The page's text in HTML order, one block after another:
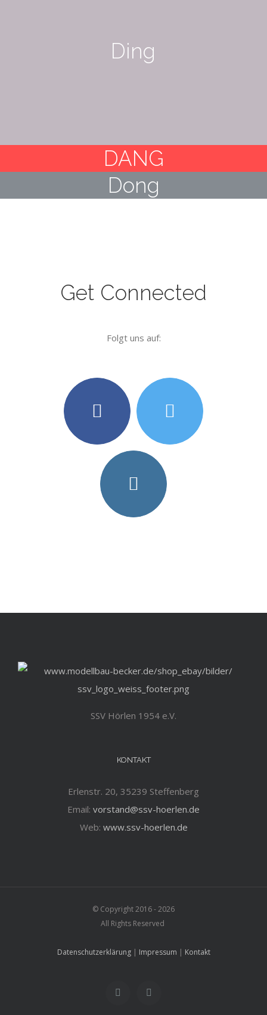
Ding
DANG
Dong
Get Connected
Folgt uns auf:
SSV Hörlen 1954 e.V.
KONTAKT
Erlenstr. 20, 35239 Steffenberg
Email: vorstand@ssv-hoerlen.de
Web: www.ssv-hoerlen.de
© Copyright 2016 -2026
All Rights Reserved
Datenschutzerklärung| Impressum | Kontakt
Facebook